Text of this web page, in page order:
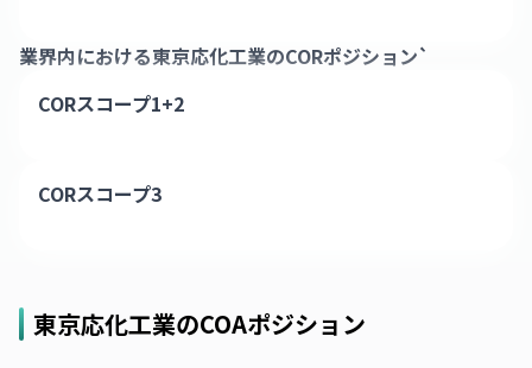
業界内における東京応化工業のCORポジション`
CORスコープ1+2
CORスコープ3
東京応化工業のCOAポジション